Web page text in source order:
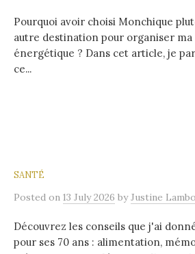
Pourquoi avoir choisi Monchique
autre destination pour organiser
énergétique ? Dans cet article, je
ce...
SANTÉ
Posted on 13 July 2026 byJustine
Découvrez les conseils que j'ai
pour ses 70 ans : alimentation,